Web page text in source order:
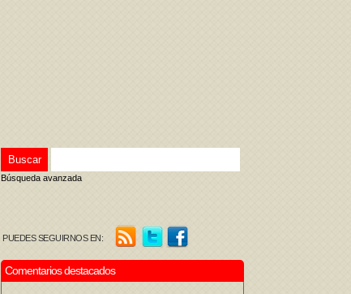
Búsqueda avanzada
PUEDES SEGUIRNOS EN:
Comentarios destacados